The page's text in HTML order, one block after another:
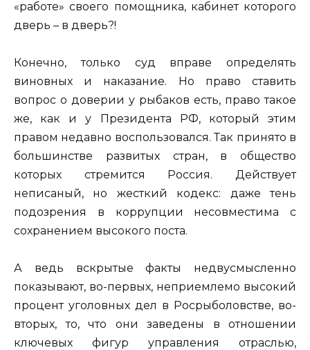
«работе» своего помощника, кабинет которого
дверь – в дверь?!
Конечно, только суд вправе определять
виновных и наказание. Но право ставить
вопрос о доверии у рыбаков есть, право такое
же, как и у Президента РФ, который этим
правом недавно воспользовался. Так принято в
большинстве развитых стран, в общество
которых стремится Россия. Действует
неписаный, но жесткий кодекс: даже тень
подозрения в коррупции несовместима с
сохранением высокого поста.
А ведь вскрытые факты недвусмысленно
показывают, во-первых, неприемлемо высокий
процент уголовных дел в Росрыболовстве, во-
вторых, то, что они заведены в отношении
ключевых фигур управления отраслью,